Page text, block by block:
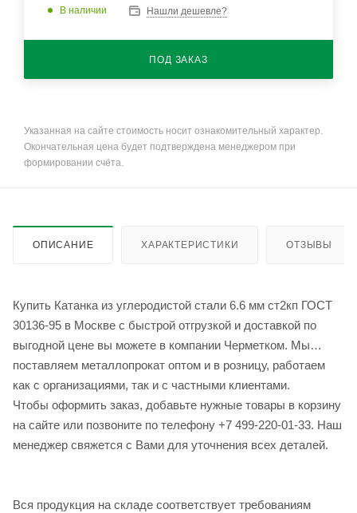
В наличии Нашли дешевле?
ПОД ЗАКАЗ
Указанная на сайте стоимость носит ознакомительный характер.
Окончательная цена будет подтверждена менеджером при
формировании счёта.
ОПИСАНИЕ ХАРАКТЕРИСТИКИ ОТЗЫВЫ
Купить Катанка из углеродистой стали 6.6 мм ст2кп ГОСТ
30136-95 в Москве с быстрой отгрузкой и доставкой по
выгодной цене вы можете в компании Черметком. Мы
поставляем металлопрокат оптом и в розницу, работаем
как с организациями, так и с частными клиентами.
Чтобы оформить заказ, добавьте нужные товары в корзину
на сайте или позвоните по телефону +7 499-220-01-33. Наш
менеджер свяжется с Вами для уточнения всех деталей.
Вся продукция на складе соответствует требованиям